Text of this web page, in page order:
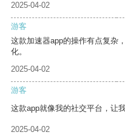
2025-04-02
游客
这款加速器app的操作有点复杂
化。
2025-04-02
游客
这款app就像我的社交平台，让
2025-04-02